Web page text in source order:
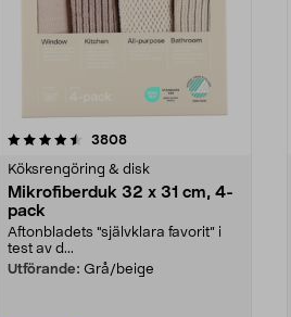
3808recensioner
Köksrengöring & disk
Mikrofiberduk 32 x 31 cm, 4-
pack
Aftonbladets "självklara favorit” i
test av d...
Utförande: Grå/beige
4.0av 5 stjärnor